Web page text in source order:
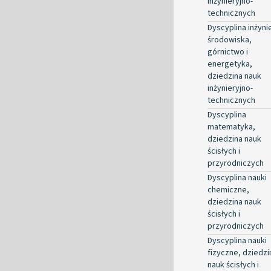
technicznych
Dyscyplina
środowiska,
górnictwo i
energetyka,
dziedzina nauk
inżynieryjno-
technicznych
Dyscyplina
matematyka,
dziedzina nauk
ścisłych i
przyrodniczych
Dyscyplina nauki
chemiczne,
dziedzina nauk
ścisłych i
przyrodniczych
Dyscyplina nauki
fizyczne,
nauk ścisłych i